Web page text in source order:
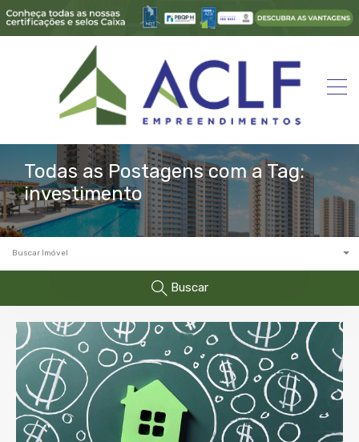
Todas as Postagens com a Tag:
investimento
Buscar Imóvel
Buscar